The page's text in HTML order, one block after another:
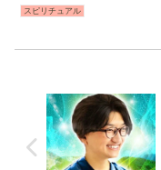
スピリチュアル